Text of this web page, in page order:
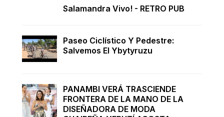
Salamandra Vivo! - RETRO PUB
Paseo Ciclístico Y Pedestre:
Salvemos El Ybytyruzu
PANAMBI VERÁ TRASCIENDE
FRONTERA DE LA MANO DE LA
DISEÑADORA DE MODA